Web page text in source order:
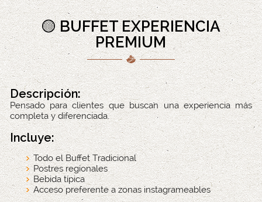
🟡 BUFFET EXPERIENCIA
PREMIUM
Descripción:
Pensado para clientes que buscan una experiencia más
completa y diferenciada.
Incluye:
Todo el Buffet Tradicional
Postres regionales
Bebida típica
Acceso preferente a zonas instagrameables